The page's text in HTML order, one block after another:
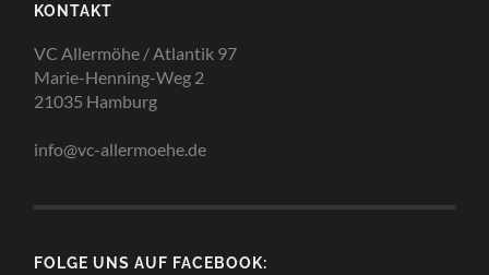
KONTAKT
VC Allermöhe / Atlantik 97
Marie-Henning-Weg 2
21035 Hamburg
info@vc-allermoehe.de
FOLGE UNS AUF FACEBOOK: